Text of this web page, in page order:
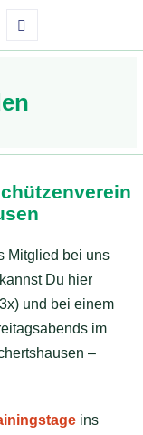
Mitglied bei uns
Du hier
und bei einem
im
–
ins